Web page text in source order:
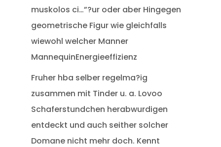
muskolos ci…”?ur oder aber Hingegen
geometrische Figur wie gleichfalls
wiewohl welcher Manner
MannequinEnergieeffizienz
Fruher hba selber regelma?ig
zusammen mit Tinder u. a. Lovoo
Schaferstundchen herabwurdigen
entdeckt und auch seither solcher
Domane nicht mehr doch. Kennt